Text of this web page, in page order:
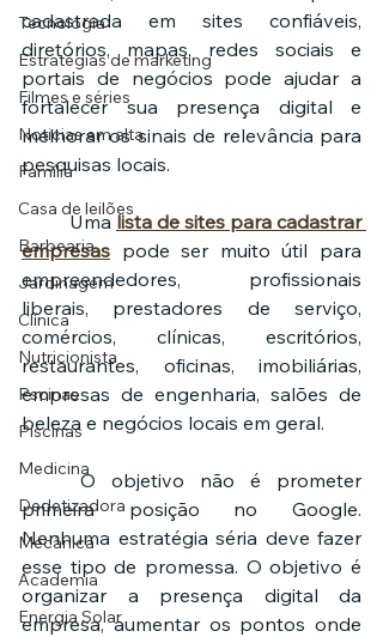
Tecnologia
Estratégias de marketing
Filmes e séries
Noticias em alta
Família
Casa de leilões
Barbearia
Jardinagem
Clínica
Nutricionista
Pscinas
Piscinas
Medicina
Dedetizadora
Mecânica
Academia
Energia Solar
cadastrada em sites confiáveis,
diretórios, mapas, redes sociais e
portais de negócios pode ajudar a
fortalecer sua presença digital e
melhorar os sinais de relevância para
pesquisas locais.
	Uma
lista de sites para cadastrar
empresas pode ser muito útil para
empreendedores, profissionais
liberais, prestadores de serviço,
comércios, clínicas, escritórios,
restaurantes, oficinas, imobiliárias,
empresas de engenharia, salões de
beleza e negócios locais em geral.
	O objetivo não é prometer
primeira posição no Google.
Nenhuma estratégia séria deve fazer
esse tipo de promessa. O objetivo é
organizar a presença digital da
empresa, aumentar os pontos onde